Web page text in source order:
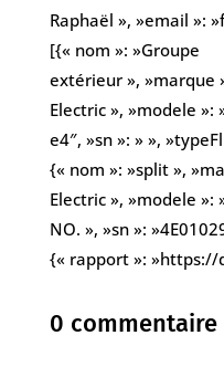
Raphaël », »email »:
[{« nom »: »Groupe
extérieur », »marque
Electric », »modele »:
e4″, »sn »: » »,
{« nom »: »split »,
Electric », »modele »:
NO. », »sn »:
{« rapport »: »https://
0 commentaire